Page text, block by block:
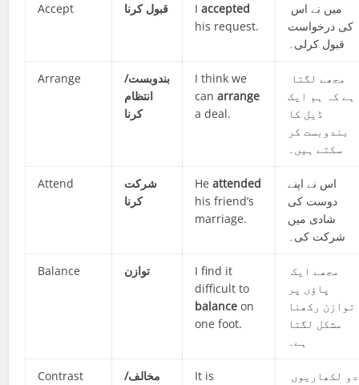
Accept قبول کرنا Iaccepted
his request.
کی درخواست
قبول کرلی۔
Arrange
بندوبست/
انتظام
کرنا
I think we
canarrange
a deal.
ہے کہ ہم ایک
ڈیل کا
بندوبست کر
سکتے ہیں۔
Attend
شرکت
کرنا
Heattended
his friend’s
marriage.
اس نے اپنے
دوست کی
شادی میں
شرکت کی۔
Balance توازن
I find it
difficult to
balance on
one foot.
مجھے ایک
پاؤں پر
توازن رکھنا
مشکل لگتا
ہے۔
Contrast
مخالف/
It is